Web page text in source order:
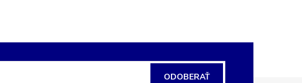
ODOBERAŤ